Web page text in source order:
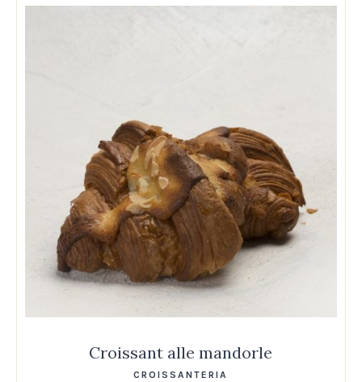
Croissant alle mandorle
CROISSANTERIA